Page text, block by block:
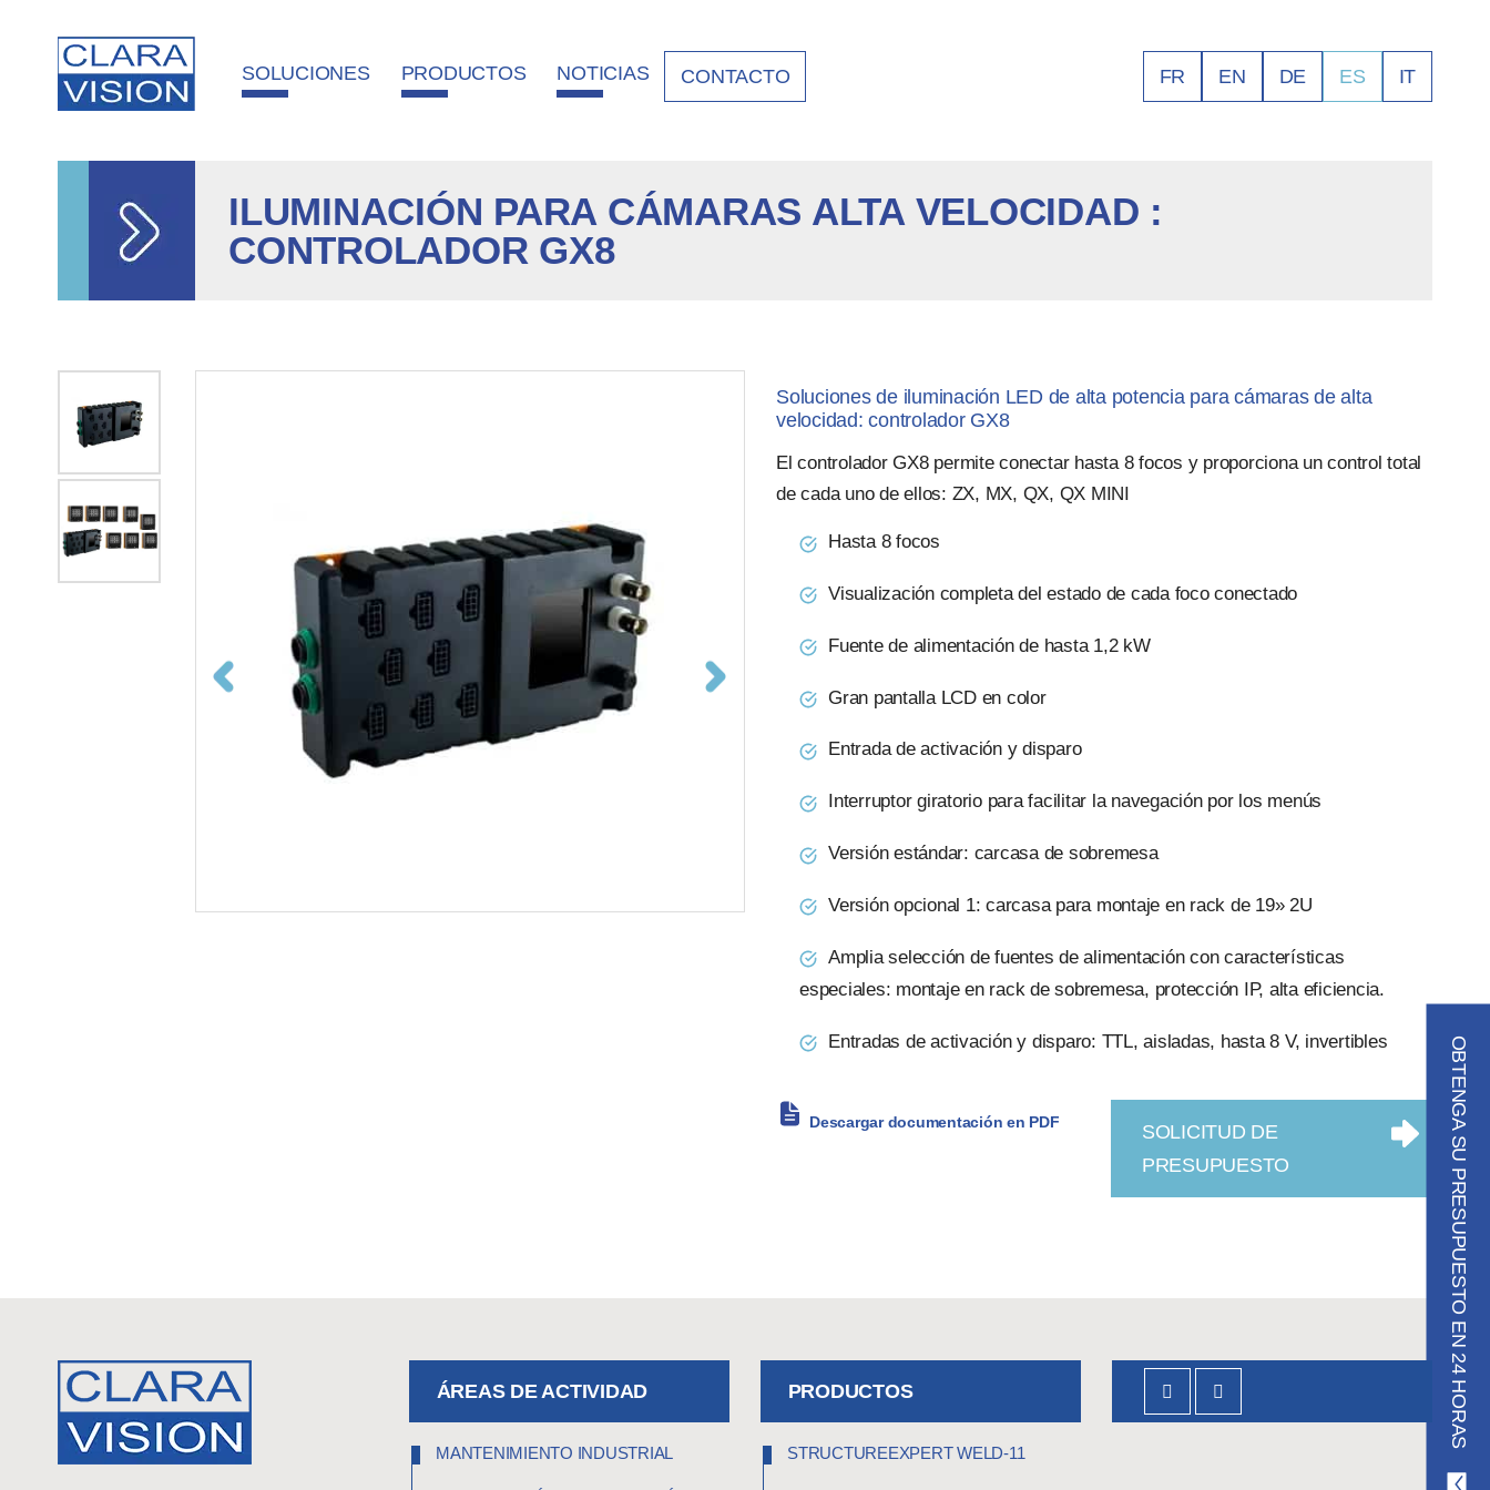
SOLUCIONES PRODUCTOS NOTICIAS CONTACTO FR EN DE ES IT
ILUMINACIÓN PARA CÁMARAS ALTA VELOCIDAD :
CONTROLADOR GX8
Soluciones de iluminación LED de alta potencia para cámaras de alta
velocidad: controlador GX8
El controlador GX8 permite conectar hasta 8 focos y proporciona un control total
de cada uno de ellos: ZX, MX, QX, QX MINI
Hasta 8 focos
Visualización completa del estado de cada foco conectado
Fuente de alimentación de hasta 1,2 kW
Gran pantalla LCD en color
Entrada de activación y disparo
Interruptor giratorio para facilitar la navegación por los menús
Versión estándar: carcasa de sobremesa
Versión opcional 1: carcasa para montaje en rack de 19» 2U
Amplia selección de fuentes de alimentación con características
especiales: montaje en rack de sobremesa, protección IP, alta eficiencia.
Entradas de activación y disparo: TTL, aisladas, hasta 8 V, invertibles
Descargar documentación en PDF
SOLICITUD DE
PRESUPUESTO
OBTENGA SU PRESUPUESTO EN 24 HORAS
ÁREAS DE ACTIVIDAD
MANTENIMIENTO INDUSTRIAL
PRODUCTOS
STRUCTUREEXPERT WELD-11